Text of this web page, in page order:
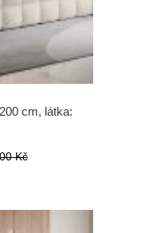
cm, látka:
Kč